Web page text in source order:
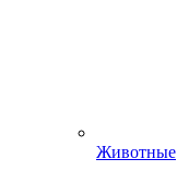
Животные